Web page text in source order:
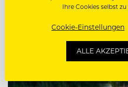
Ihre Cookies selbst
Cookie-Einstellungen
ALLE